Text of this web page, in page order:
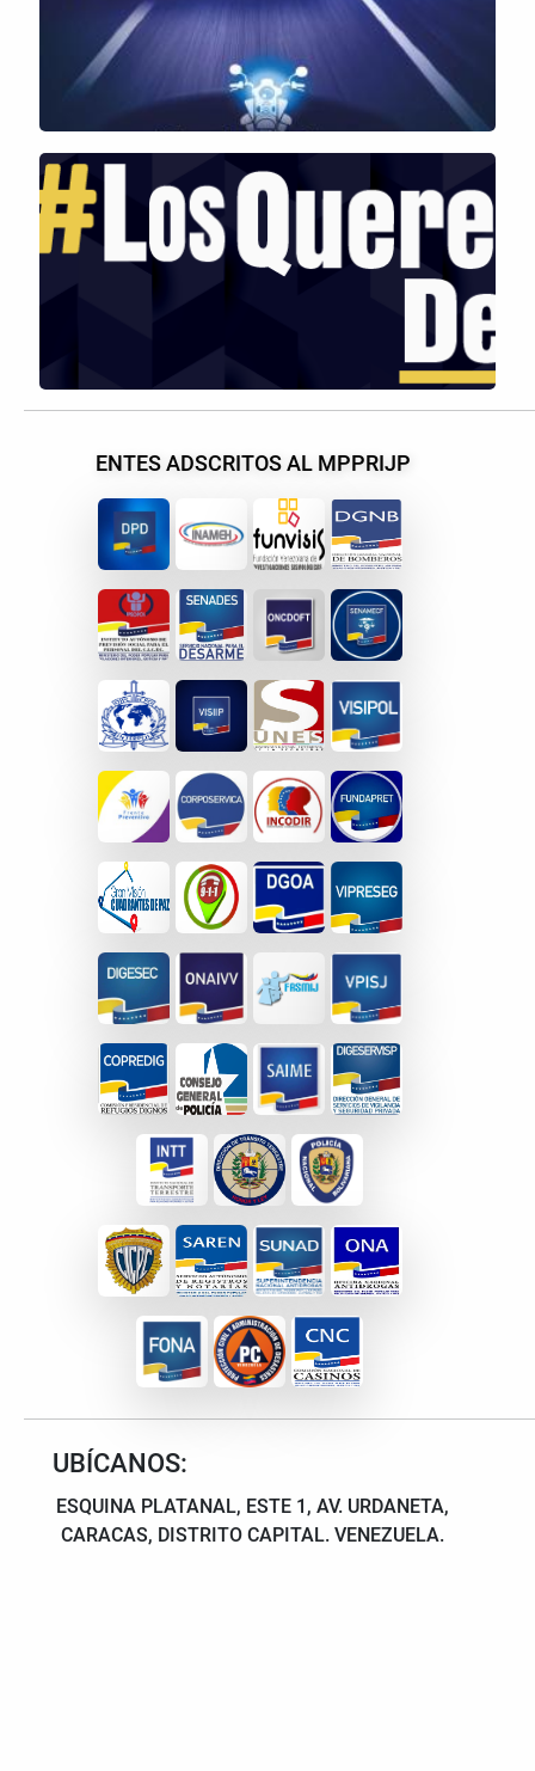
ENTES ADSCRITOS AL MPPRIJP
UBÍCANOS:
ESQUINA PLATANAL, ESTE 1, AV. URDANETA,
CARACAS, DISTRITO CAPITAL. VENEZUELA.